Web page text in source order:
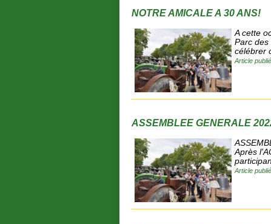
NOTRE AMICALE A 30 ANS!
A cette
Parc des
célébrer
Article
ASSEMBLEE GENERALE
Après
Article